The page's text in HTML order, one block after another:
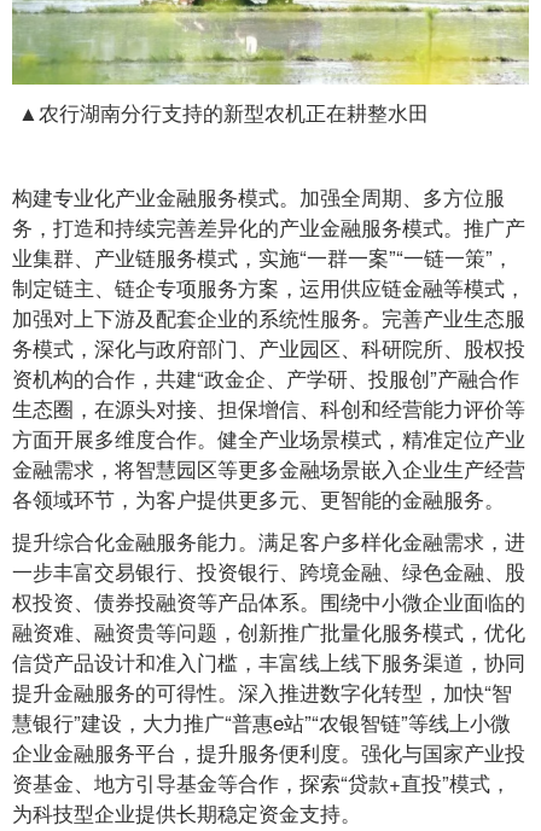
▲农行湖南分行支持的新型农机正在耕整水田
构建专业化产业金融服务模式。加强全周期、多方位服
务，打造和持续完善差异化的产业金融服务模式。推广产
业集群、产业链服务模式，实施“一群一案”“一链一策”，
制定链主、链企专项服务方案，运用供应链金融等模式，
加强对上下游及配套企业的系统性服务。完善产业生态服
务模式，深化与政府部门、产业园区、科研院所、股权投
资机构的合作，共建“政金企、产学研、投服创”产融合作
生态圈，在源头对接、担保增信、科创和经营能力评价等
方面开展多维度合作。健全产业场景模式，精准定位产业
金融需求，将智慧园区等更多金融场景嵌入企业生产经营
各领域环节，为客户提供更多元、更智能的金融服务。
提升综合化金融服务能力。满足客户多样化金融需求，进
一步丰富交易银行、投资银行、跨境金融、绿色金融、股
权投资、债券投融资等产品体系。围绕中小微企业面临的
融资难、融资贵等问题，创新推广批量化服务模式，优化
信贷产品设计和准入门槛，丰富线上线下服务渠道，协同
提升金融服务的可得性。深入推进数字化转型，加快“智
慧银行”建设，大力推广“普惠e站”“农银智链”等线上小微
企业金融服务平台，提升服务便利度。强化与国家产业投
资基金、地方引导基金等合作，探索“贷款+直投”模式，
为科技型企业提供长期稳定资金支持。